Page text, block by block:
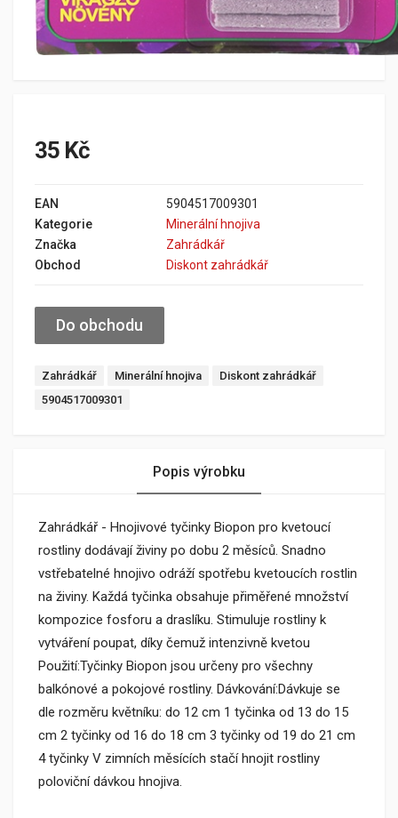
35 Kč
EAN
5904517009301
Kategorie
Minerální hnojiva
Značka
Zahrádkář
Obchod
Diskont zahrádkář
Do obchodu
Zahrádkář Minerální hnojiva
Diskont zahrádkář
5904517009301
Popis výrobku
Zahrádkář - Hnojivové tyčinky Biopon pro kvetoucí
rostliny dodávají živiny po dobu 2 měsíců. Snadno
vstřebatelné hnojivo odráží spotřebu kvetoucích rostlin
na živiny. Každá tyčinka obsahuje přiměřené množství
kompozice fosforu a draslíku. Stimuluje rostliny k
vytváření poupat, díky čemuž intenzivně kvetou
Použití:Tyčinky Biopon jsou určeny pro všechny
balkónové a pokojové rostliny. Dávkování:Dávkuje se
dle rozměru květníku: do 12 cm 1 tyčinka od 13 do 15
cm 2 tyčinky od 16 do 18 cm 3 tyčinky od 19 do 21 cm
4 tyčinky V zimních měsících stačí hnojit rostliny
poloviční dávkou hnojiva.